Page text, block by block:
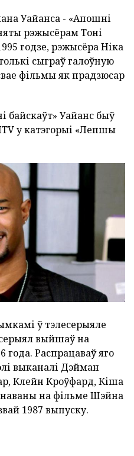
Уайанса - «Апошні
рэжысёрам Тоні
годзе, рэжысёра Ніка
сыграў галоўную
фільмы як прадзюсар
байскаўт» Уайанс быў
у катэгорыі «Лепшы
ў тэлесерыяле
выйшаў на
года. Распрацаваў яго
выканалі Дэйман
Клейн Кроўфард, Кіша
на фільме Шэйна
1987 выпуску.